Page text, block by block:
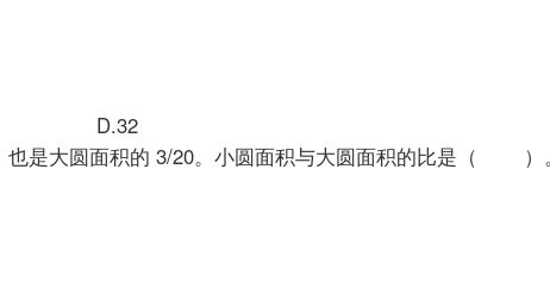
D.32
也是大圆面积的 3/20。小圆面积与大圆面积的比是（ ）。